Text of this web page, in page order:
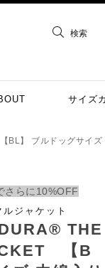
検索
サイズ
】 ブルドッグサイズ
さらに10%OFF
ジャケット
THE
【B